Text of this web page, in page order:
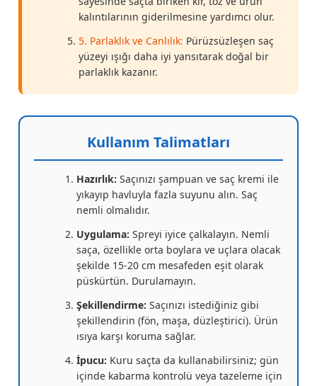
kalıntılarının giderilmesine yardımcı olur.
5. Parlaklık ve Canlılık: Pürüzsüzleşen saç
yüzeyi ışığı daha iyi yansıtarak doğal bir
parlaklık kazanır.
Kullanım Talimatları
Hazırlık: Saçınızı şampuan ve saç kremi ile
yıkayıp havluyla fazla suyunu alın. Saç
nemli olmalıdır.
Uygulama: Spreyi iyice çalkalayın. Nemli
saça, özellikle orta boylara ve uçlara olacak
şekilde 15-20 cm mesafeden eşit olarak
püskürtün. Durulamayın.
Şekillendirme: Saçınızı istediğiniz gibi
şekillendirin (fön, maşa, düzleştirici). Ürün
ısıya karşı koruma sağlar.
İpucu: Kuru saçta da kullanabilirsiniz; gün
içinde kabarma kontrolü veya tazeleme için